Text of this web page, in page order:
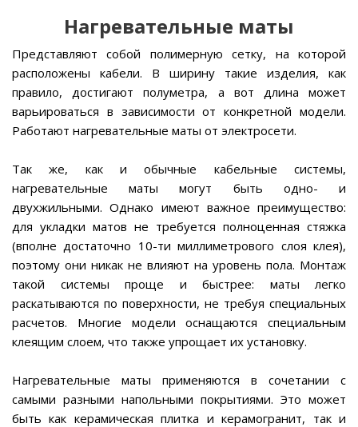
Нагревательные маты
Представляют собой полимерную сетку, на которой
расположены кабели. В ширину такие изделия, как
правило, достигают полуметра, а вот длина может
варьироваться в зависимости от конкретной модели.
Работают нагревательные маты от электросети.
Так же, как и обычные кабельные системы,
нагревательные маты могут быть одно- и
двухжильными. Однако имеют важное преимущество:
для укладки матов не требуется полноценная стяжка
(вполне достаточно 10-ти миллиметрового слоя клея),
поэтому они никак не влияют на уровень пола. Монтаж
такой системы проще и быстрее: маты легко
раскатываются по поверхности, не требуя специальных
расчетов. Многие модели оснащаются специальным
клеящим слоем, что также упрощает их установку.
Нагревательные маты применяются в сочетании с
самыми разными напольными покрытиями. Это может
быть как керамическая плитка и керамогранит, так и